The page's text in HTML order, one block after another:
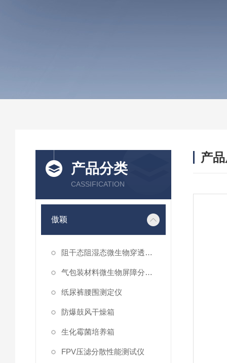
产品分类
CASSIFICATION
傲颖
阻干态阻湿态微生物穿透性能测试仪
气包装材料微生物屏障分等试验仪
纸尿裤腰围测定仪
防爆鼓风干燥箱
生化霉菌培养箱
FPV压滤分散性能测试仪
产